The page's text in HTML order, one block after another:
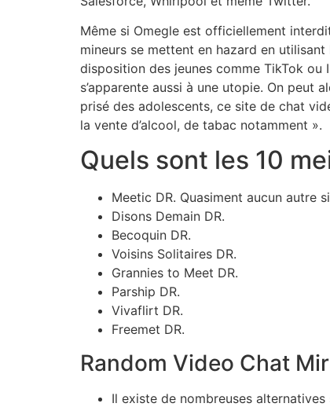
Même si Omegle est officiellement
mineurs se mettent en hazard en
disposition des jeunes comme TikTok ou
s’apparente aussi à une utopie. On peut
prisé des adolescents, ce site de chat
la vente d’alcool, de tabac notamment ».
Quels sont les 10
Meetic DR. Quasiment aucun autre
Disons Demain DR.
Becoquin DR.
Voisins Solitaires DR.
Grannies to Meet DR.
Parship DR.
Vivaflirt DR.
Freemet DR.
Random Video Chat
Il existe de nombreuses